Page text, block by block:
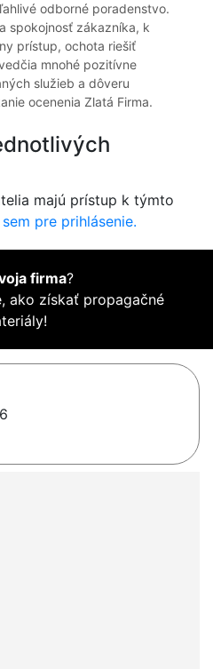
odborné poradenstvo.
spokojnosť zákazníka, k
prístup, ochota riešiť
mnohé pozitívne
služieb a dôveru
ocenenia Zlatá Firma.
majú prístup k týmto
pre prihlásenie.
firma?
ako získať propagačné